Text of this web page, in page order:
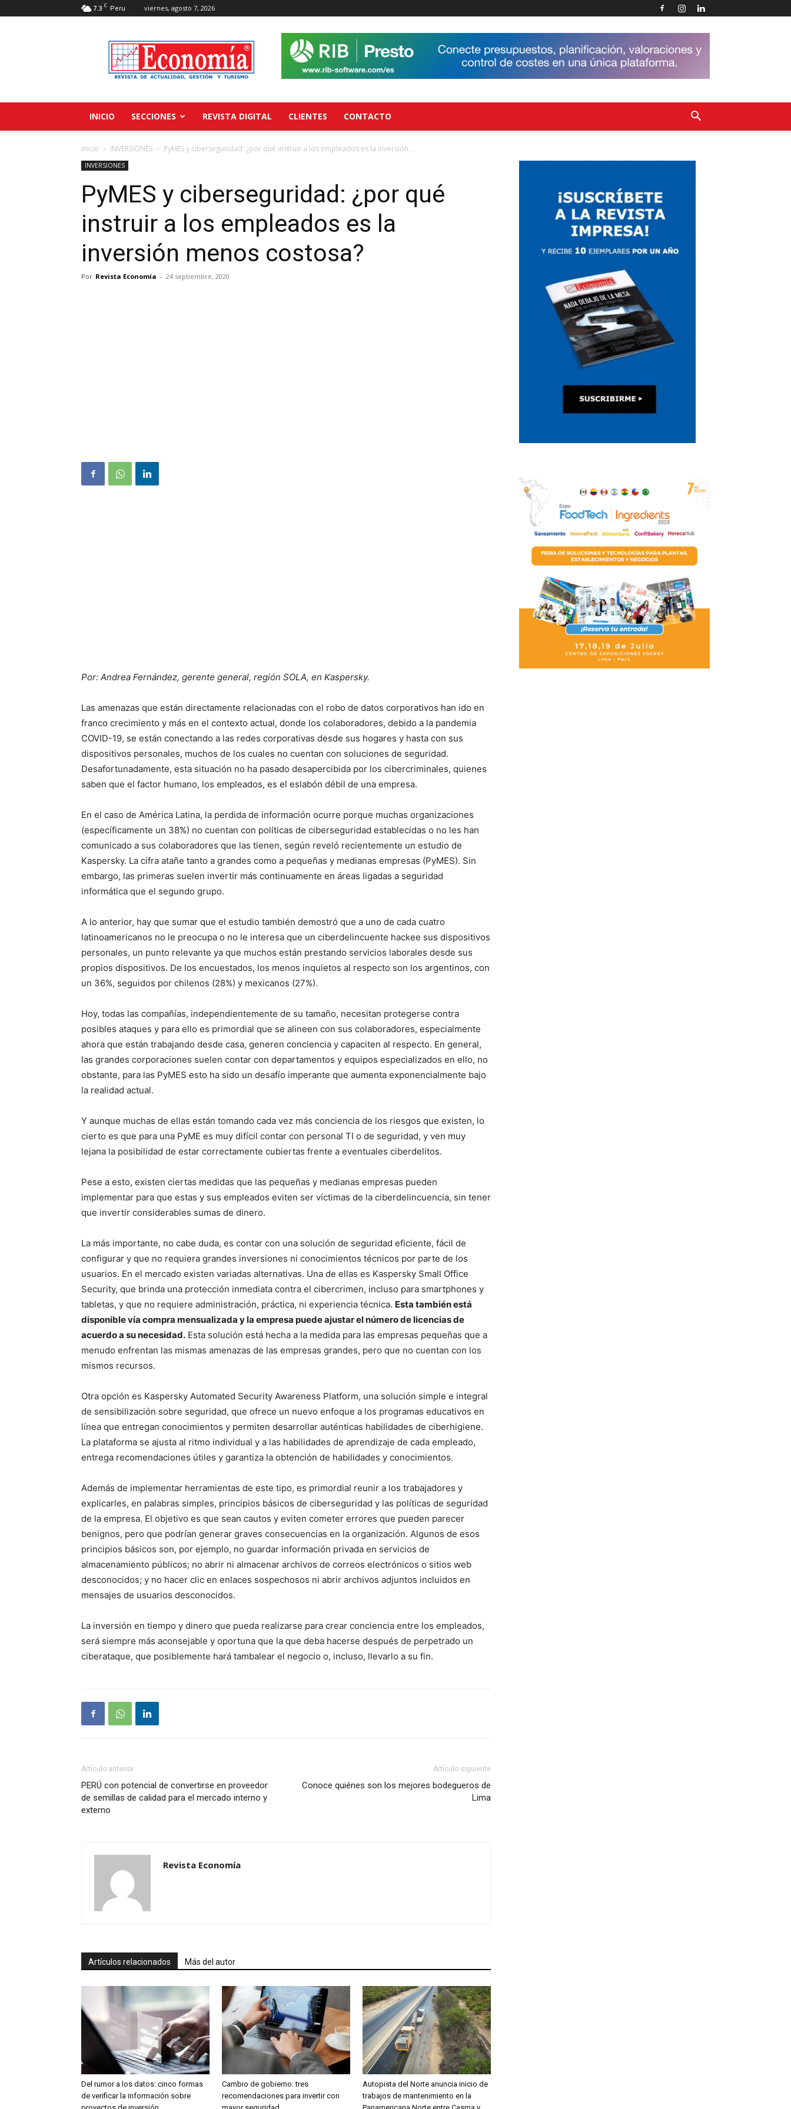
7.3 C Peru viernes, agosto 7, 2026
Revista
Economía
INICIO SECCIONES REVISTA DIGITAL CLIENTES CONTACTO
Inicio INVERSIONES PyMES y ciberseguridad: ¿por qué instruir a los empleados es la inversión...
INVERSIONES
PyMES y ciberseguridad: ¿por qué
instruir a los empleados es la
inversión menos costosa?
Por Revista Economía - 24 septiembre, 2020
Por: Andrea Fernández, gerente general, región SOLA, en Kaspersky.
Las amenazas que están directamente relacionadas con el robo de datos corporativos han ido en
franco crecimiento y más en el contexto actual, donde los colaboradores, debido a la pandemia
COVID-19, se están conectando a las redes corporativas desde sus hogares y hasta con sus
dispositivos personales, muchos de los cuales no cuentan con soluciones de seguridad.
Desafortunadamente, esta situación no ha pasado desapercibida por los cibercriminales, quienes
saben que el factor humano, los empleados, es el eslabón débil de una empresa.
En el caso de América Latina, la perdida de información ocurre porque muchas organizaciones
(específicamente un 38%) no cuentan con políticas de ciberseguridad establecidas o no les han
comunicado a sus colaboradores que las tienen, según reveló recientemente un estudio de
Kaspersky. La cifra atañe tanto a grandes como a pequeñas y medianas empresas (PyMES). Sin
embargo, las primeras suelen invertir más continuamente en áreas ligadas a seguridad
informática que el segundo grupo.
A lo anterior, hay que sumar que el estudio también demostró que a uno de cada cuatro
latinoamericanos no le preocupa o no le interesa que un ciberdelincuente hackee sus dispositivos
personales, un punto relevante ya que muchos están prestando servicios laborales desde sus
propios dispositivos. De los encuestados, los menos inquietos al respecto son los argentinos, con
un 36%, seguidos por chilenos (28%) y mexicanos (27%).
Hoy, todas las compañías, independientemente de su tamaño, necesitan protegerse contra
posibles ataques y para ello es primordial que se alineen con sus colaboradores, especialmente
ahora que están trabajando desde casa, generen conciencia y capaciten al respecto. En general,
las grandes corporaciones suelen contar con departamentos y equipos especializados en ello, no
obstante, para las PyMES esto ha sido un desafío imperante que aumenta exponencialmente bajo
la realidad actual.
Y aunque muchas de ellas están tomando cada vez más conciencia de los riesgos que existen, lo
cierto es que para una PyME es muy difícil contar con personal TI o de seguridad, y ven muy
lejana la posibilidad de estar correctamente cubiertas frente a eventuales ciberdelitos.
Pese a esto, existen ciertas medidas que las pequeñas y medianas empresas pueden
implementar para que estas y sus empleados eviten ser víctimas de la ciberdelincuencia, sin tener
que invertir considerables sumas de dinero.
La más importante, no cabe duda, es contar con una solución de seguridad eficiente, fácil de
configurar y que no requiera grandes inversiones ni conocimientos técnicos por parte de los
usuarios. En el mercado existen variadas alternativas. Una de ellas es Kaspersky Small Office
Security, que brinda una protección inmediata contra el cibercrimen, incluso para smartphones y
tabletas, y que no requiere administración, práctica, ni experiencia técnica. Esta también está
disponible vía compra mensualizada y la empresa puede ajustar el número de licencias de
acuerdo a su necesidad. Esta solución está hecha a la medida para las empresas pequeñas que a
menudo enfrentan las mismas amenazas de las empresas grandes, pero que no cuentan con los
mismos recursos.
Otra opción es Kaspersky Automated Security Awareness Platform, una solución simple e integral
de sensibilización sobre seguridad, que ofrece un nuevo enfoque a los programas educativos en
línea que entregan conocimientos y permiten desarrollar auténticas habilidades de ciberhigiene.
La plataforma se ajusta al ritmo individual y a las habilidades de aprendizaje de cada empleado,
entrega recomendaciones útiles y garantiza la obtención de habilidades y conocimientos.
Además de implementar herramientas de este tipo, es primordial reunir a los trabajadores y
explicarles, en palabras simples, principios básicos de ciberseguridad y las políticas de seguridad
de la empresa. El objetivo es que sean cautos y eviten cometer errores que pueden parecer
benignos, pero que podrían generar graves consecuencias en la organización. Algunos de esos
principios básicos son, por ejemplo, no guardar información privada en servicios de
almacenamiento públicos; no abrir ni almacenar archivos de correos electrónicos o sitios web
desconocidos; y no hacer clic en enlaces sospechosos ni abrir archivos adjuntos incluidos en
mensajes de usuarios desconocidos.
La inversión en tiempo y dinero que pueda realizarse para crear conciencia entre los empleados,
será siempre más aconsejable y oportuna que la que deba hacerse después de perpetrado un
ciberataque, que posiblemente hará tambalear el negocio o, incluso, llevarlo a su fin.
Artículo anterior
PERÚ con potencial de convertirse en proveedor
de semillas de calidad para el mercado interno y
externo
Artículo siguiente
Conoce quiénes son los mejores bodegueros de
Lima
Revista Economía
Artículos relacionados Más del autor
Del rumor a los datos: cinco formas
de verificar la información sobre
Cambio de gobierno: tres
recomendaciones para invertir con
Autopista del Norte anuncia inicio de
trabajos de mantenimiento en la